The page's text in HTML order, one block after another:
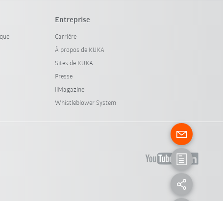
Entreprise
Carrière
À propos de KUKA
Sites de KUKA
Presse
iiMagazine
Whistleblower System